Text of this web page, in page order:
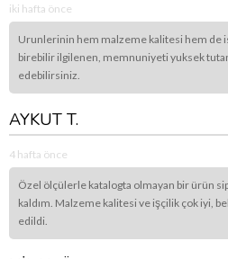
iki hafta önce
Urunlerinin hem malzeme kalitesi hem de
birebilir ilgilenen, memnuniyeti yuksek
edebilirsiniz.
AYKUT T.
4 hafta önce
Özel ölçülerle katalogta olmayan bir ürün
kaldım. Malzeme kalitesi ve işçilik çok iyi,
edildi.